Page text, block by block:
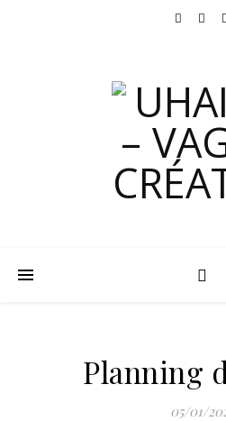
Planning
05/01/